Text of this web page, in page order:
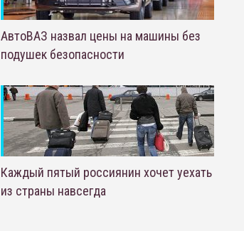
АвтоВАЗ назвал цены на машины без
подушек безопасности
Каждый пятый россиянин хочет уехать
из страны навсегда